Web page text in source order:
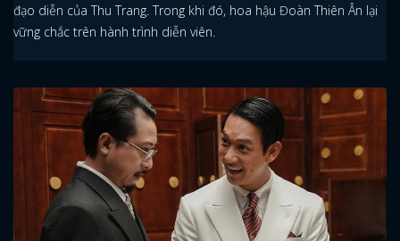
đạo diễn của Thu Trang. Trong khi đó, hoa hậu Đoàn Thiên Ân lại
vững chắc trên hành trình diễn viên.